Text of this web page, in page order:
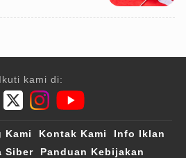
Ikuti kami di:
Kami Kontak Kami
Info Iklan
Siber
Panduan Kebijakan